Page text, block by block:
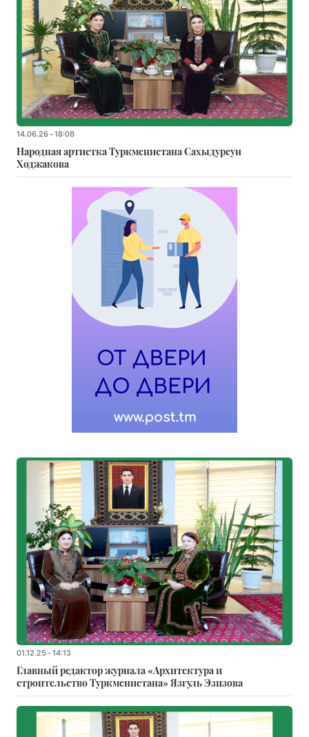
14.06.26 - 18:08
Народная артистка Туркменистана Сахыдурсун
Ходжакова
01.12.25 - 14:13
Главный редактор журнала «Архитектура и
строительство Туркменистана» Язгуль Эзизова